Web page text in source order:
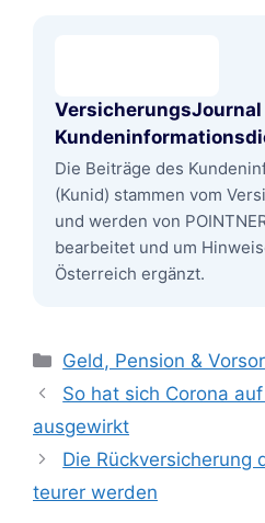
VersicherungsJournal
Die Beiträge des
(Kunid) stammen vom
und werden von
bearbeitet und um
Österreich ergänzt.
Kategorien
Geld, Pension &
So hat sich Corona
ausgewirkt
Die Rückversicherung
teurer werden